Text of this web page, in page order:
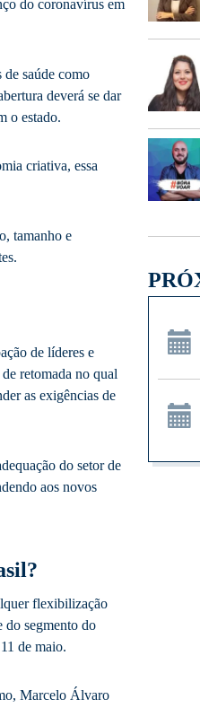
do coronavírus em
saúde como
deverá se dar
o estado.
criativa, essa
tamanho e
de líderes e
retomada no qual
as exigências de
do setor de
aos novos
flexibilização
do segmento do
de maio.
Marcelo Álvaro